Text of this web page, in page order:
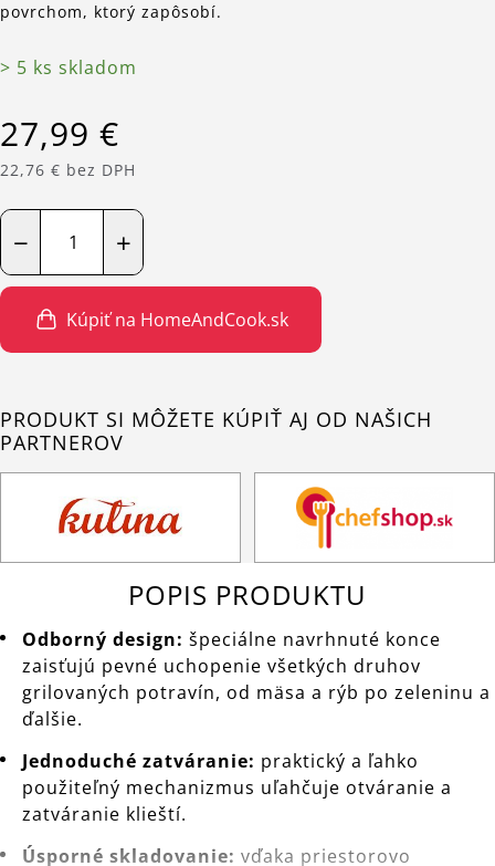
povrchom, ktorý zapôsobí.
> 5 ks skladom
27,99 €
22,76 € bez DPH
+
−
Kúpiť na HomeAndCook.sk
PRODUKT SI MÔŽETE KÚPIŤ AJ OD NAŠICH
PARTNEROV
POPIS PRODUKTU
Odborný design: špeciálne navrhnuté konce
zaisťujú pevné uchopenie všetkých druhov
grilovaných potravín, od mäsa a rýb po zeleninu a
ďalšie.
Jednoduché zatváranie: praktický a ľahko
použiteľný mechanizmus uľahčuje otváranie a
zatváranie klieští.
Úsporné skladovanie: vďaka priestorovo